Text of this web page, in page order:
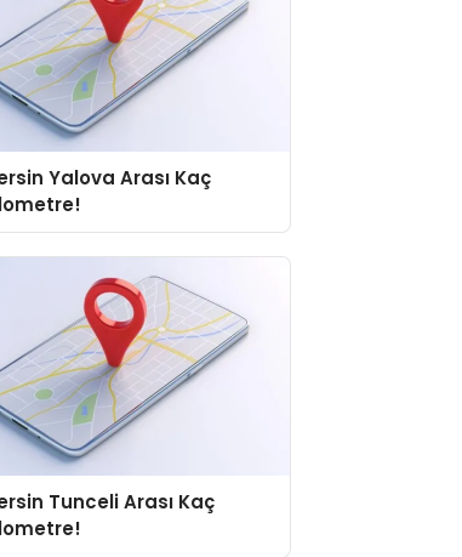
Yalova Arası Kaç
Tunceli Arası Kaç